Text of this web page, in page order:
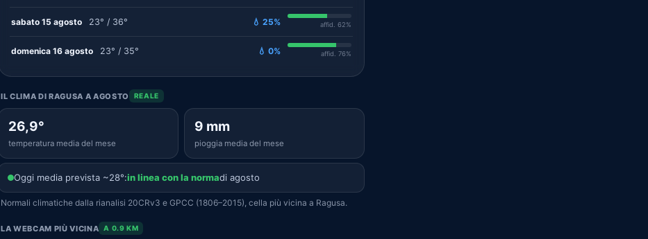
sabato 15 agosto 23° / 36° 💧 25% affid. 62%
domenica 16 agosto 23° / 35° 💧 0% affid. 76%
IL CLIMA DI RAGUSA A AGOSTO REALE
26,9°
temperatura media del mese
9 mm
pioggia media del mese
Oggi media prevista ~28°:in linea con la normadi agosto
Normali climatiche dalla rianalisi 20CRv3 e GPCC (1806–2015), cella più vicina a Ragusa.
LA WEBCAM PIÙ VICINA A 0.9 KM